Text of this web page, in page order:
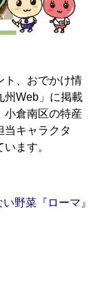
ト、おでかけ情
州Web」に掲載
倉南区の特産
当キャラクタ
ます。
野菜『ローマ』